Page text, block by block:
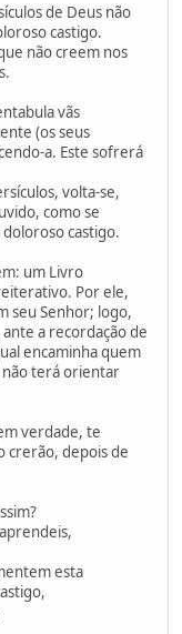
de Deus não
castigo.
não creem nos
vãs
(os seus
a. Este sofrerá
volta-se,
como se
castigo.
um Livro
Por ele,
seu Senhor; logo,
ante a recordação de
encaminha quem
não terá orientar
verdade, te
crerão, depois de
esta